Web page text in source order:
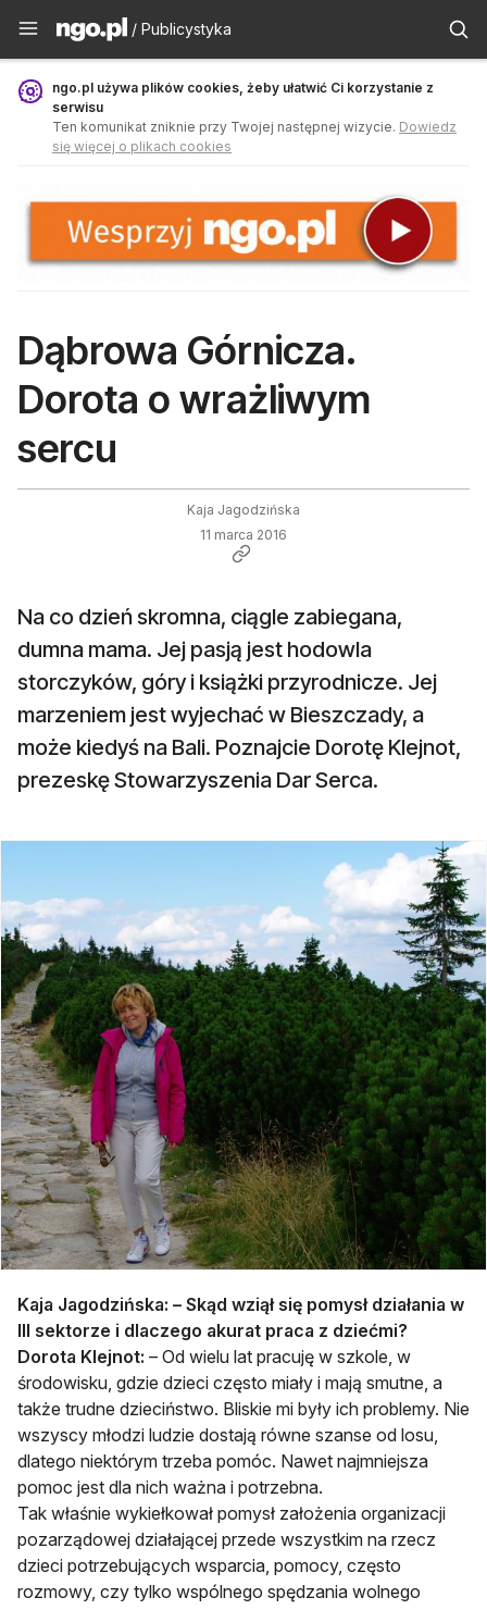
Publicystyka - ngo.pl
/ Publicystyka
ngo.pl używa plików cookies, żeby ułatwić Ci korzystanie z
serwisu
Ten komunikat zniknie przy Twojej następnej wizycie. Dowiedz
się więcej o plikach cookies
Dąbrowa Górnicza.
Dorota o wrażliwym
sercu
Kaja Jagodzińska
11 marca 2016
Na co dzień skromna, ciągle zabiegana,
dumna mama. Jej pasją jest hodowla
storczyków, góry i książki przyrodnicze. Jej
marzeniem jest wyjechać w Bieszczady, a
może kiedyś na Bali. Poznajcie Dorotę Klejnot,
prezeskę Stowarzyszenia Dar Serca.
Kaja Jagodzińska: – Skąd wziął się pomysł działania w
III sektorze i dlaczego akurat praca z dziećmi?
Dorota Klejnot: – Od wielu lat pracuję w szkole, w
środowisku, gdzie dzieci często miały i mają smutne, a
także trudne dzieciństwo. Bliskie mi były ich problemy. Nie
wszyscy młodzi ludzie dostają równe szanse od losu,
dlatego niektórym trzeba pomóc. Nawet najmniejsza
pomoc jest dla nich ważna i potrzebna.
Tak właśnie wykiełkował pomysł założenia organizacji
pozarządowej działającej przede wszystkim na rzecz
dzieci potrzebujących wsparcia, pomocy, często
rozmowy, czy tylko wspólnego spędzania wolnego